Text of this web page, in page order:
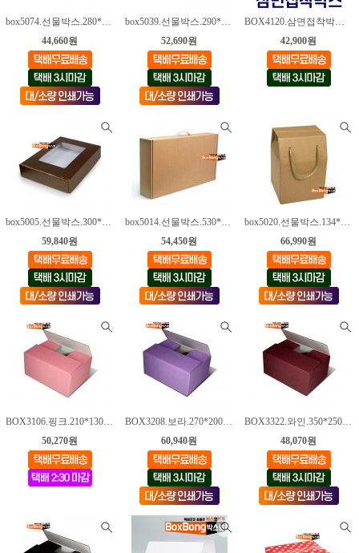
box5074.선물박스.280*120*90mm [50매]
44,660원
box5039.선물박스.290*230*75mm [50매]
52,690원
BOX4120.삼면접착박스.200*200*200mm [80매]
42,900원
59,840원
54,450원
66,990원
BOX3106.핑크.210*130*70mm [150매]
50,270원
BOX3208.보라.270*200*130mm [100매]
60,940원
BOX3322.와인.350*250*180mm [50매]
48,070원